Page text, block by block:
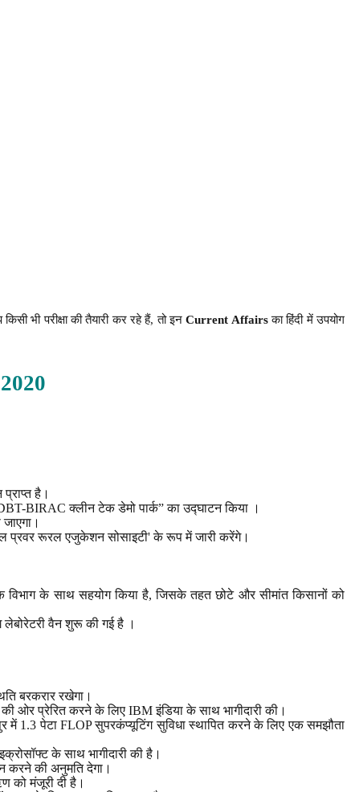
भी परीक्षा की तैयारी कर रहे हैं, तो इनCurrent Affairsका हिंदी में उपयोग
है।
BIRAC क्लीन टेक डेमो पार्क” का उद्घाटन किया ।
प्रवर रूरल एजुकेशन सोसाइटी' के रूप में जारी करेंगे।
विभाग के साथ सहयोग किया है, जिसके तहत छोटे और सीमांत किसानों को
लेबोरेटरी वैन शुरू की गई है ।
बरकरार रखेगा।
की ओर प्रेरित करने के लिए IBM इंडिया के साथ भागीदारी की।
1.3 पेटा FLOP सुपरकंप्यूटिंग सुविधा स्थापित करने के लिए एक समझौता
के साथ भागीदारी की है।
करने की अनुमति देगा।
को मंजूरी दी है।